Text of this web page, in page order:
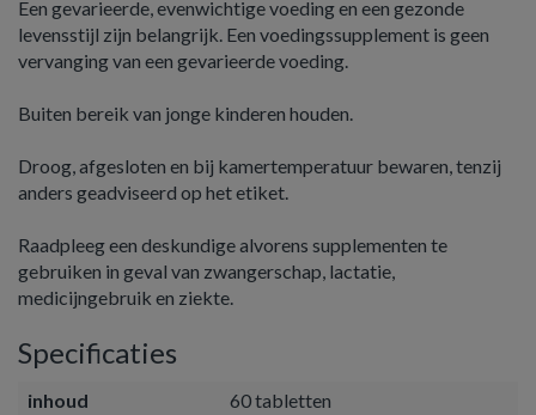
Een gevarieerde, evenwichtige voeding en een gezonde
levensstijl zijn belangrijk. Een voedingssupplement is geen
vervanging van een gevarieerde voeding.
Buiten bereik van jonge kinderen houden.
Droog, afgesloten en bij kamertemperatuur bewaren, tenzij
anders geadviseerd op het etiket.
Raadpleeg een deskundige alvorens supplementen te
gebruiken in geval van zwangerschap, lactatie,
medicijngebruik en ziekte.
Specificaties
inhoud
60 tabletten